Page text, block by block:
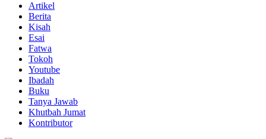
Artikel
Berita
Kisah
Esai
Fatwa
Tokoh
Youtube
Ibadah
Buku
Tanya Jawab
Khutbah Jumat
Kontributor